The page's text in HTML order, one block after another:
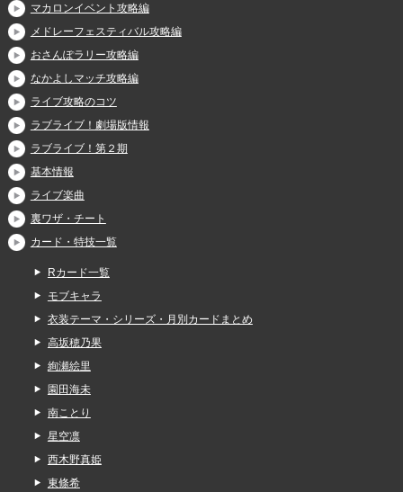
マカロンイベント攻略編
メドレーフェスティバル攻略編
おさんぽラリー攻略編
なかよしマッチ攻略編
ライブ攻略のコツ
ラブライブ！劇場版情報
ラブライブ！第２期
基本情報
ライブ楽曲
裏ワザ・チート
カード・特技一覧
Rカード一覧
モブキャラ
衣装テーマ・シリーズ・月別カードまとめ
高坂穂乃果
絢瀬絵里
園田海未
南ことり
星空凛
西木野真姫
東條希